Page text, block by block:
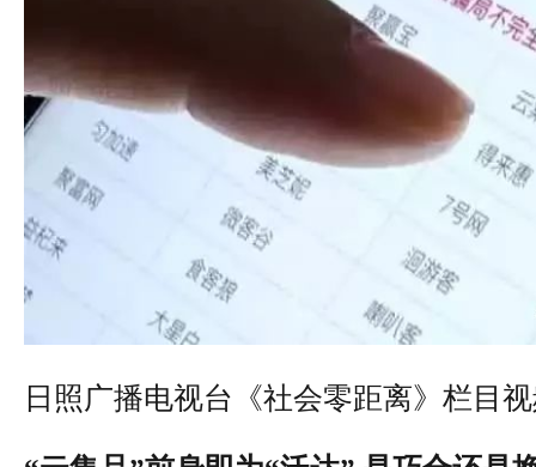
日照广播电视台《社会零距离》栏目